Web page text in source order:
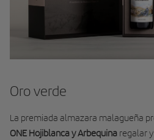
Oro verde
La premiada almazara malagueña
ONE Hojiblanca y Arbequina regalar